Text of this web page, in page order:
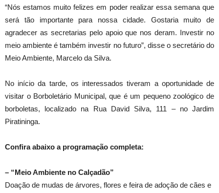
“Nós estamos muito felizes em poder realizar essa semana que
será tão importante para nossa cidade. Gostaria muito de
agradecer as secretarias pelo apoio que nos deram. Investir no
meio ambiente é também investir no futuro”, disse o secretário do
Meio Ambiente, Marcelo da Silva.
No início da tarde, os interessados tiveram a oportunidade de
visitar o Borboletário Municipal, que é um pequeno zoológico de
borboletas, localizado na Rua David Silva, 111 – no Jardim
Piratininga.
Confira abaixo a programação completa:
– “Meio Ambiente no Calçadão”
Doação de mudas de árvores, flores e feira de adoção de cães e